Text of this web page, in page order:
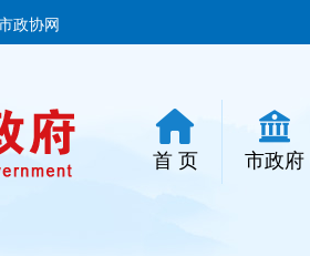
政协网
首 页 市政府